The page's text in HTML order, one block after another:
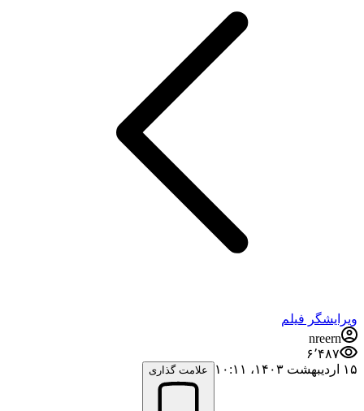
ویرایشگر فیلم
nreern
۶٬۴۸۷
۱۵ اردیبهشت ۱۴۰۳،‏ ۱۰:۱۱
علامت گذاری